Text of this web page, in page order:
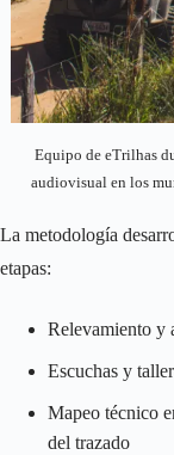
Equipo de eTrilhas
audiovisual en los
La metodología
etapas:
Relevamiento y
Escuchas y
Mapeo técnico
del trazado